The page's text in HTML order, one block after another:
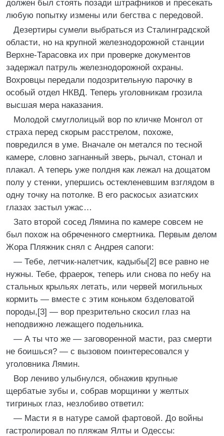
должен был стоять позади штрафников и пресекать
любую попытку измены или бегства с передовой.
Дезертиры сумели выбраться из Сталинградской
области, но на крупной железнодорожной станции
Верхне-Тарасовка их при проверке документов
задержал патруль железнодорожной охраны.
Вохровцы передали подозрительную парочку в
особый отдел НКВД. Теперь уголовникам грозила
высшая мера наказания.
Молодой смуглолицый вор по кличке Монгол от
страха перед скорым расстрелом, похоже,
повредился в уме. Вначале он метался по тесной
камере, словно загнанный зверь, рычал, стонал и
плакал. А теперь уже полдня как лежал на дощатом
полу у стенки, упершись остекленевшим взглядом в
одну точку на потолке. В его раскосых азиатских
глазах застыл ужас…
Зато второй сосед Лямина по камере совсем не
был похож на обреченного смертника. Первым делом
Жора Пляжник снял с Андрея сапоги:
— Тебе, летчик-налетчик, кадыбы[2] все равно не
нужны. Тебе, фраерок, теперь или снова по небу на
стальных крыльях летать, или червей могильных
кормить — вместе с этим коньком бзделоватой
породы,[3] — вор презрительно скосил глаз на
неподвижно лежащего подельника.
— А ты что же — заговоренной масти, раз смерти
не боишься? — с вызовом поинтересовался у
уголовника Лямин.
Вор лениво улыбнулся, обнажив крупные
щербатые зубы и, собрав морщинки у желтых
тигриных глаз, незлобиво ответил:
— Масти я в натуре самой фартовой. До войны
гастролировал по пляжам Ялты и Одессы: